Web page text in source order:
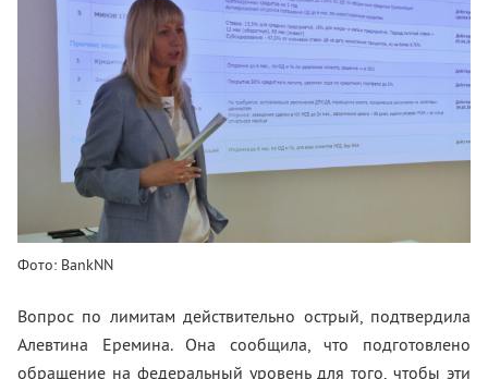
Фото: BankNN
Вопрос по лимитам действительно острый, подтвердила
Алевтина Еремина. Она сообщила, что подготовлено
обращение на федеральный уровень для того, чтобы эти